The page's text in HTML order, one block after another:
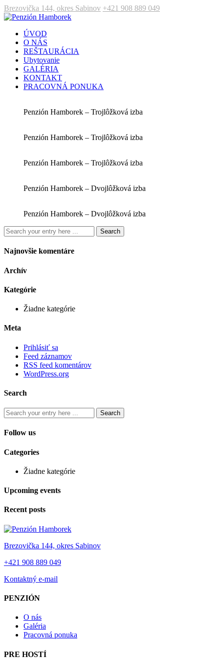
Brezovička 144, okres Sabinov +421 908 889 049
ÚVOD
O NÁS
REŠTAURÁCIA
Ubytovanie
GALÉRIA
KONTAKT
PRACOVNÁ PONUKA
Penzión Hamborek – Trojlôžková izba
Penzión Hamborek – Trojlôžková izba
Penzión Hamborek – Trojlôžková izba
Penzión Hamborek – Dvojlôžková izba
Penzión Hamborek – Dvojlôžková izba
Najnovšie komentáre
Archív
Kategórie
Žiadne kategórie
Meta
Prihlásiť sa
Feed záznamov
RSS feed komentárov
WordPress.org
Search
Follow us
Categories
Žiadne kategórie
Upcoming events
Recent posts
Brezovička 144, okres Sabinov
+421 908 889 049
Kontaktný e-mail
PENZIÓN
O nás
Galéria
Pracovná ponuka
PRE HOSTÍ